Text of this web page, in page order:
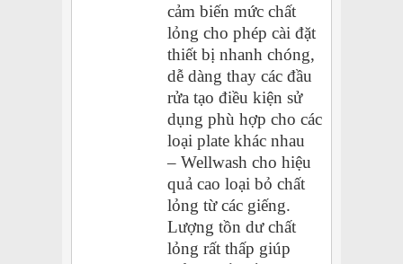
cảm biến mức chất
lỏng cho phép cài đặt
thiết bị nhanh chóng,
dễ dàng thay các đầu
rửa tạo điều kiện sử
dụng phù hợp cho các
loại plate khác nhau
– Wellwash cho hiệu
quả cao loại bỏ chất
lỏng từ các giếng.
Lượng tồn dư chất
lỏng rất thấp giúp